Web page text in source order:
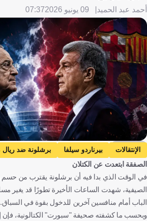
أحمد عبد الحميد 09 يونيو 2026 07:37
ChatGPT
الإنتقالات بيرناردو سيلفا
برشلونة ضد ريال
برشلونة
ريال مدريد
مانشستر سيتي ضد أستون فيلا
مانشستر سيتي
أستون فيلا
الدوري الإنجليزي الممتاز
فياريال ضد أتلتيكو مدريد
فياريال
الصفقة ابتعدت عن الكتلان
في الوقت الذي بدا فيه أن برشلونة يقترب من حسم
الصيفية، شهدت الساعات الأخيرة تطورًا قد يغير
الباب أمام منافسين آخرين للدخول بقوة في السباق.
وبحسب ما كشفته صحيفة "سبورت" الكتالونية، فإن